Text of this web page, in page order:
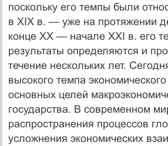
поскольку его темпы были
в XIX в. — уже на протяжении
конце XX — начале XXI в. его
результаты определяются и
течение нескольких лет.
высокого темпа
основных целей
государства. В современном
распространения процессов
усложнения экономических